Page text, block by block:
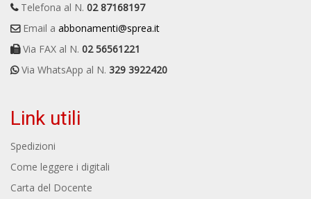
Telefona al N. 02 87168197
Email a abbonamenti@sprea.it
Via FAX al N. 02 56561221
Via WhatsApp al N. 329 3922420
Link utili
Spedizioni
Come leggere i digitali
Carta del Docente